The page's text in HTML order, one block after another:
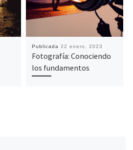
Publicada 22 enero, 2023
Fotografía: Conociendo
los fundamentos